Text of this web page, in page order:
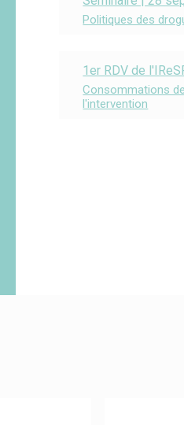
Politiques des
1er RDV de
Consommations
l'intervention